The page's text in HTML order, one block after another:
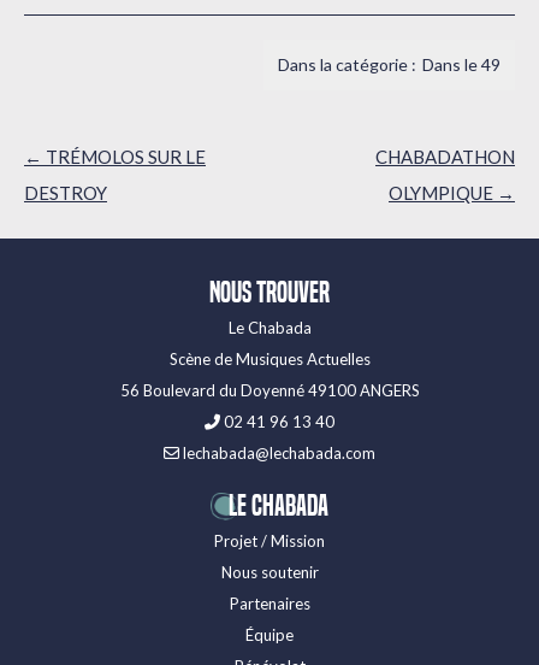
Dans le 49
Navigation
des
articles
← TRÉMOLOS SUR LE
DESTROY
CHABADATHON
OLYMPIQUE →
Nous trouver
Le Chabada
Scène de Musiques Actuelles
56 Boulevard du Doyenné 49100 ANGERS
02 41 96 13 40
lechabada@lechabada.com
LE CHABADA
Projet / Mission
Nous soutenir
Partenaires
Équipe